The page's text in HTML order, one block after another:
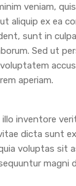
veniam,
aliquip ex ea
sunt in
Sed ut
aperiam.
illo inventore
dicta sunt
voluptas sit
magni